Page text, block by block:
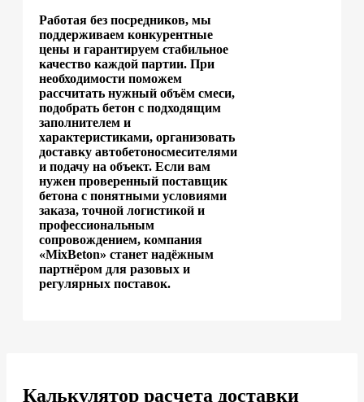
Работая без посредников, мы
поддерживаем конкурентные
цены и гарантируем стабильное
качество каждой партии. При
необходимости поможем
рассчитать нужный объём смеси,
подобрать бетон с подходящим
заполнителем и
характеристиками, организовать
доставку автобетоносмесителями
и подачу на объект. Если вам
нужен проверенный поставщик
бетона с понятными условиями
заказа, точной логистикой и
профессиональным
сопровождением, компания
«MixBeton» станет надёжным
партнёром для разовых и
регулярных поставок.
Калькулятор расчета доставки